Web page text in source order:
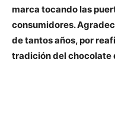
marca tocando las
consumidores.
de tantos años, por
tradición del chocolate